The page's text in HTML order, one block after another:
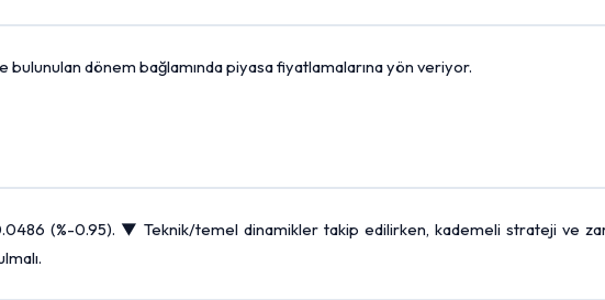
bulunulan dönem bağlamında piyasa fiyatlamalarına yön veriyor.
(%-0.95). ▼ Teknik/temel dinamikler takip edilirken, kademeli strateji ve